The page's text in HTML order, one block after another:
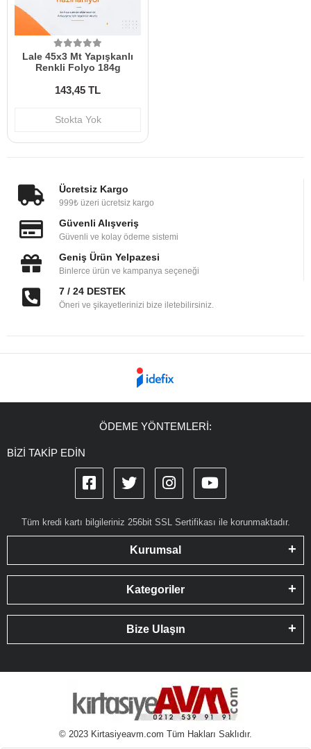
Lale 45x3 Mt Yapışkanlı
Renkli Folyo 184g
143,45 TL
Stokta Yok
Ücretsiz Kargo
999₺ üzeri ücretsiz kargo
Güvenli Alışveriş
Güvenli ve kolay ödeme sistemi
Geniş Ürün Yelpazesi
Binlerce ürün ve kampanya seçeneği
7 / 24 DESTEK
Öneri ve şikayetlerinizi bize iletebilirsiniz.
ÖDEME YÖNTEMLERİ:
BİZİ TAKİP EDİN
Tüm kredi kartı bilgileriniz 256bit SSL Sertifikası ile korunmaktadır.
Kurumsal
Kategoriler
Bize Ulaşın
© 2023 Kirtasiyeavm.com Tüm Hakları Saklıdır.